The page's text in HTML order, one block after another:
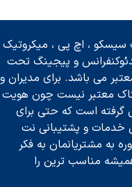
، اچ پی ، میکروتیک
و پیجینگ تحت
می باشد. برای مدیران و
معتبر نیست چون هویت
گرفته است که حتی برای
خدمات و پشتیبانی نت
به مشتریانمان به فکر
مناسب ترین را